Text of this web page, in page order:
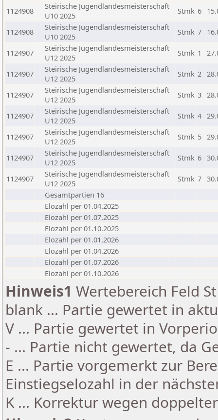
1124908
Steirische Jugendlandesmeisterschaft
U10 2025
Stmk 6
1124908
Steirische Jugendlandesmeisterschaft
U10 2025
Stmk 7
1124907
Steirische Jugendlandesmeisterschaft
U12 2025
Stmk 1
1124907
Steirische Jugendlandesmeisterschaft
U12 2025
Stmk 2
1124907
Steirische Jugendlandesmeisterschaft
U12 2025
Stmk 3
1124907
Steirische Jugendlandesmeisterschaft
U12 2025
Stmk 4
1124907
Steirische Jugendlandesmeisterschaft
U12 2025
Stmk 5
1124907
Steirische Jugendlandesmeisterschaft
U12 2025
Stmk 6
1124907
Steirische Jugendlandesmeisterschaft
U12 2025
Stmk 7
Gesamtpartien 16
Elozahl per 01.04.2025
Elozahl per 01.07.2025
Elozahl per 01.10.2025
Elozahl per 01.01.2026
Elozahl per 01.04.2026
Elozahl per 01.07.2026
Elozahl per 01.10.2026
Hinweis1 Wertebereich Feld
blank ... Partie gewertet in
V ... Partie gewertet in
- ... Partie nicht gewertet, da
E ... Partie vorgemerkt zur
Einstiegselozahl in der
K ... Korrektur wegen